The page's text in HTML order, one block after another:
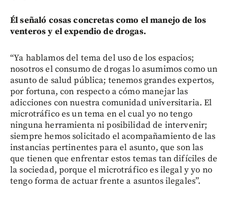
Él señaló cosas concretas como el manejo de los
venteros y el expendio de drogas.
“Ya hablamos del tema del uso de los espacios;
nosotros el consumo de drogas lo asumimos como un
asunto de salud pública; tenemos grandes expertos,
por fortuna, con respecto a cómo manejar las
adicciones con nuestra comunidad universitaria. El
microtráfico es un tema en el cual yo no tengo
ninguna herramienta ni posibilidad de intervenir;
siempre hemos solicitado el acompañamiento de las
instancias pertinentes para el asunto, que son las
que tienen que enfrentar estos temas tan difíciles de
la sociedad, porque el microtráfico es ilegal y yo no
tengo forma de actuar frente a asuntos ilegales”.